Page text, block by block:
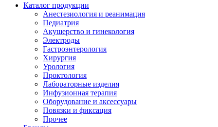
Каталог продукции
Анестезиология и реанимация
Педиатрия
Акушерство и гинекология
Электроды
Гастроэнтерология
Хирургия
Урология
Проктология
Лабораторные изделия
Инфузионная терапия
Оборудование и аксессуары
Повязки и фиксация
Прочее